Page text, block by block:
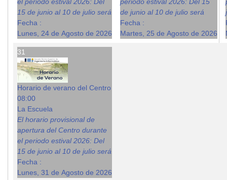
15 de junio al 10 de julio será
Fecha :
Lunes, 24 de Agosto de 2026
de junio al 10 de julio será
Fecha :
Martes, 25 de Agosto de 2026
31
Horario de verano del Centro
08:00
La Escuela
El horario provisional de
apertura del Centro durante
el periodo estival 2026: Del
15 de junio al 10 de julio será
Fecha :
Lunes, 31 de Agosto de 2026